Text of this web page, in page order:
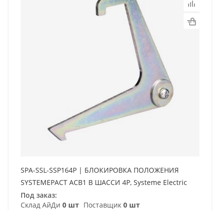
SPA-SSL-SSP164P | БЛОКИРОВКА ПОЛОЖЕНИЯ
SYSTEMEPACT ACB1 В ШАССИ 4P, Systeme Electric
Под заказ:
Склад АйДи 0 шт Поставщик 0 шт